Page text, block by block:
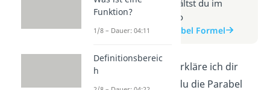
Weitere Infos erhältst du im
Beitrag zum Video
zum Beitrag: Parabel Formel
In diesem Video erkläre ich dir
anschaulich, wie du die Parabel
Funktion?
1/8 – Dauer: 04:11
Definitionsbereic
h